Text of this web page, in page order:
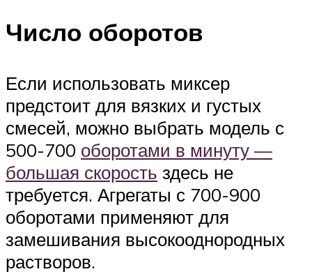
Число оборотов
Если использовать миксер
предстоит для вязких и густых
смесей, можно выбрать модель с
500-700 оборотами в минуту —
большая скорость здесь не
требуется. Агрегаты с 700-900
оборотами применяют для
замешивания высокооднородных
растворов.